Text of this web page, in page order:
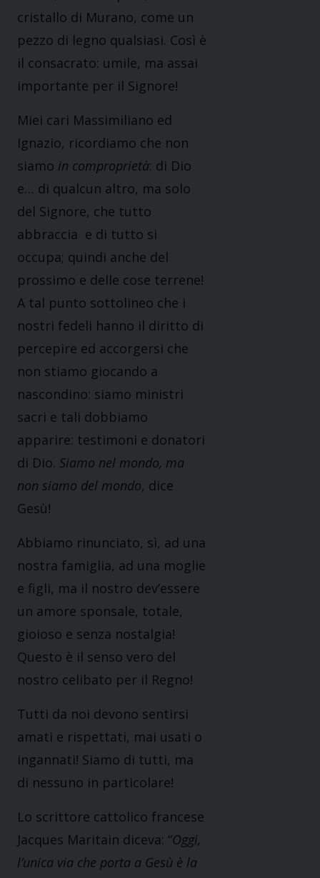
cristallo di Murano, come un
pezzo di legno qualsiasi. Così è
il consacrato: umile, ma assai
importante per il Signore!
Miei cari Massimiliano ed
Ignazio, ricordiamo che non
siamo in comproprietà: di Dio
e… di qualcun altro, ma solo
del Signore, che tutto
abbraccia e di tutto si
occupa; quindi anche del
prossimo e delle cose terrene!
A tal punto sottolineo che i
nostri fedeli hanno il diritto di
percepire ed accorgersi che
non stiamo giocando a
nascondino: siamo ministri
sacri e tali dobbiamo
apparire: testimoni e donatori
di Dio. Siamo nel mondo, ma
non siamo del mondo, dice
Gesù!
Abbiamo rinunciato, sì, ad una
nostra famiglia, ad una moglie
e figli, ma il nostro dev’essere
un amore sponsale, totale,
gioioso e senza nostalgia!
Questo è il senso vero del
nostro celibato per il Regno!
Tutti da noi devono sentirsi
amati e rispettati, mai usati o
ingannati! Siamo di tutti, ma
di nessuno in particolare!
Lo scrittore cattolico francese
Jacques Maritain diceva: “Oggi,
l’unica via che porta a Gesù è la